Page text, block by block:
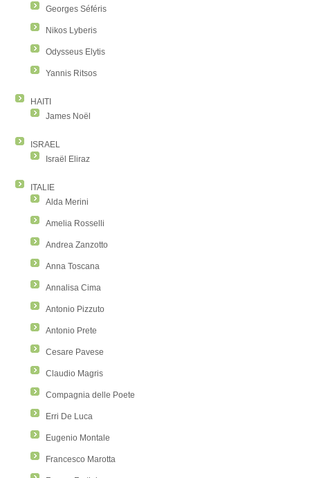
Georges Séféris
Nikos Lyberis
Odysseus Elytis
Yannis Ritsos
HAITI
James Noël
ISRAEL
Israël Eliraz
ITALIE
Alda Merini
Amelia Rosselli
Andrea Zanzotto
Anna Toscana
Annalisa Cima
Antonio Pizzuto
Antonio Prete
Cesare Pavese
Claudio Magris
Compagnia delle Poete
Erri De Luca
Eugenio Montale
Francesco Marotta